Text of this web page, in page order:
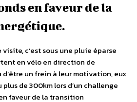
en faveur de la
c’est sous une pluie éparse
en vélo en direction de
d’être un frein à leur motivation, eux
de 300km lors d’un challenge
faveur de la transition